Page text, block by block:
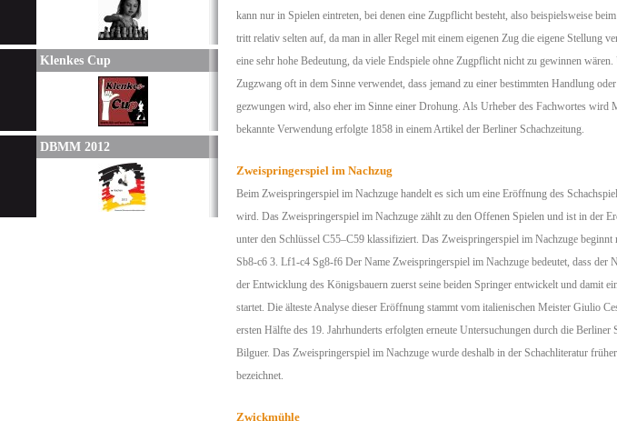
Klenkes Cup
DBMM 2012
kann nur in Spielen eintreten, bei denen eine Zugpflicht besteht, also beispielsweise
tritt relativ selten auf, da man in aller Regel mit einem eigenen Zug die eigene Stellung
eine sehr hohe Bedeutung, da viele Endspiele ohne Zugpflicht nicht zu gewinnen
Zugzwang oft in dem Sinne verwendet, dass jemand zu einer bestimmten Handlung
gezwungen wird, also eher im Sinne einer Drohung. Als Urheber des Fachwortes wird
bekannte Verwendung erfolgte 1858 in einem Artikel der Berliner Schachzeitung.
Zweispringerspiel im Nachzug
Beim Zweispringerspiel im Nachzuge handelt es sich um eine Eröffnung des
wird. Das Zweispringerspiel im Nachzuge zählt zu den Offenen Spielen und ist in der
unter den Schlüssel C55–C59 klassifiziert. Das Zweispringerspiel im Nachzuge
Sb8-c6 3. Lf1-c4 Sg8-f6 Der Name Zweispringerspiel im Nachzuge bedeutet, dass der
der Entwicklung des Königsbauern zuerst seine beiden Springer entwickelt und damit
startet. Die älteste Analyse dieser Eröffnung stammt vom italienischen Meister Giulio
ersten Hälfte des 19. Jahrhunderts erfolgten erneute Untersuchungen durch die
Bilguer. Das Zweispringerspiel im Nachzuge wurde deshalb in der Schachliteratur
bezeichnet.
Zwickmühle